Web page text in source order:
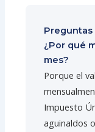
¿Por qué
mes?
Porque el
Impuesto
aguinaldos